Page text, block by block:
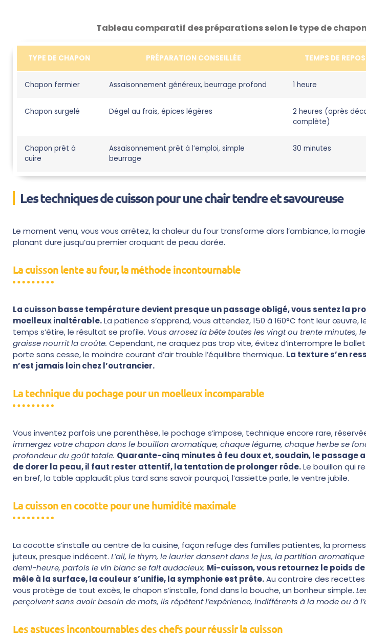
Tableau comparatif des préparations selon le type de chapon
TYPE DE CHAPON PRÉPARATION CONSEILLÉE TEMPS DE
Chapon fermier Assaisonnement généreux, beurrage profond 1 heure
Chapon surgelé Dégel au frais, épices légères
2 heures (après
complète)
Chapon prêt à
cuire
Assaisonnement prêt à l’emploi, simple
beurrage
30 minutes
Les techniques de cuisson pour une chair tendre et savoureuse
Le moment venu, vous vous arrêtez, la chaleur du four transforme alors l’ambiance, la magie
planant dure jusqu’au premier croquant de peau dorée.
La cuisson lente au four, la méthode incontournable
La cuisson basse température devient presque un passage obligé, vous sentez la
moelleux inaltérable.La patience s’apprend, vous attendez, 150 à 160°C font leur œuvre,
temps s’étire, le résultat se profile. Vous arrosez la bête toutes les vingt ou trente minutes,
graisse nourrit la croûte. Cependant, ne craquez pas trop vite, évitez d’interrompre le
porte sans cesse, le moindre courant d’air trouble l’équilibre thermique. La texture s’en
n’est jamais loin chez l’outrancier.
La technique du pochage pour un moelleux incomparable
Vous inventez parfois une parenthèse, le pochage s’impose, technique encore rare,
immergez votre chapon dans le bouillon aromatique, chaque légume, chaque herbe se
profondeur du goût totale. Quarante-cinq minutes à feu doux et, soudain, le passage
de dorer la peau, il faut rester attentif, la tentation de prolonger rôde.Le bouillon qui
en bref, la table applaudit plus tard sans savoir pourquoi, l’assiette parle, le ventre jubile.
La cuisson en cocotte pour une humidité maximale
La cocotte s’installe au centre de la cuisine, façon refuge des familles patientes, la
juteux, presque indécent. L’ail, le thym, le laurier dansent dans le jus, la partition
demi-heure, parfois le vin blanc se fait audacieux. Mi-cuisson, vous retournez le poids
mêle à la surface, la couleur s’unifie, la symphonie est prête.Au contraire des
vous protège de tout excès, le chapon s’installe, fond dans la bouche, un bonheur simple.
perçoivent sans avoir besoin de mots, ils répètent l’expérience, indifférents à la mode ou à
Les astuces incontournables des chefs pour réussir la cuisson